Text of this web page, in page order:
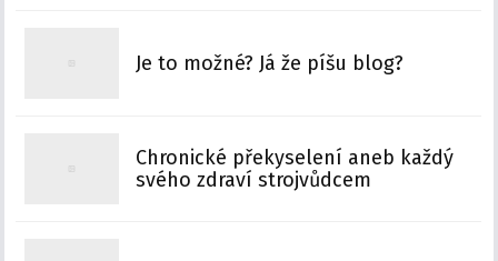
Je to možné? Já že píšu blog?
Chronické překyselení aneb každý
svého zdraví strojvůdcem